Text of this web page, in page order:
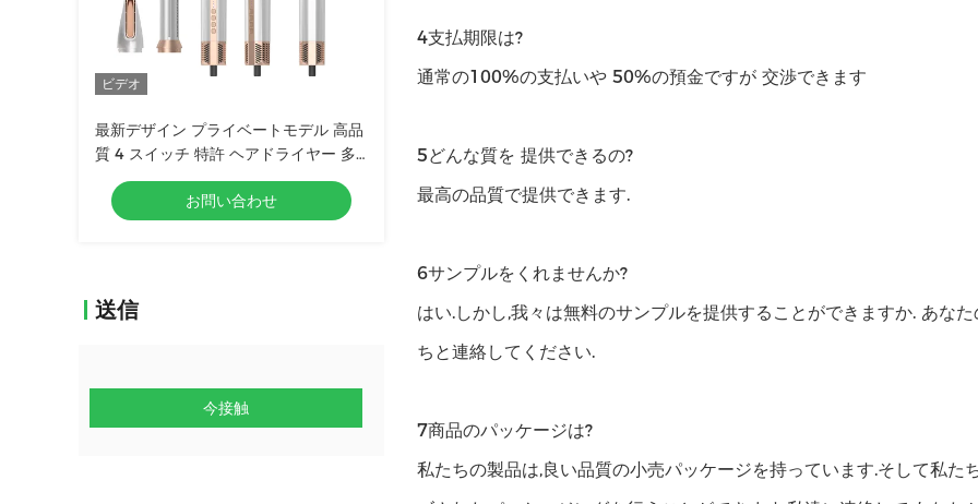
ビデオ
最新デザイン プライベートモデル 高品
質 4 スイッチ 特許 ヘアドライヤー 多
機能 ヘアスタイラー
お問い合わせ
送信
今接触
4支払期限は?
通常の100%の支払いや 50%の預金ですが 交渉できます
5どんな質を 提供できるの?
最高の品質で提供できます.
6サンプルをくれませんか?
はい.しかし,我々は無料のサンプルを提供することができますか. あな
ちと連絡してください.
7商品のパッケージは?
私たちの製品は,良い品質の小売パッケージを持っています.そして私